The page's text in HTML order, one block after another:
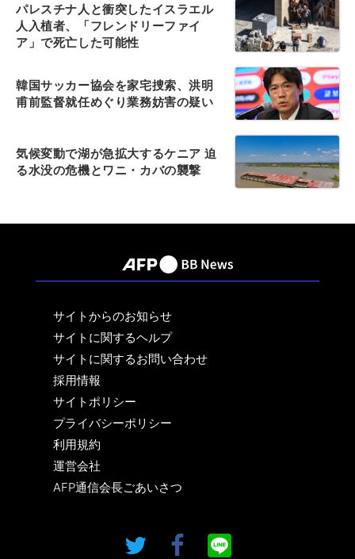
パレスチナ人と衝突したイスラエル
人入植者、「フレンドリーファイ
ア」で死亡した可能性
韓国サッカー協会を家宅捜索、洪明
甫前監督就任めぐり業務妨害の疑い
気候変動で湖が急拡大するケニア 迫
る水没の危機とワニ・カバの襲撃
サイトからのお知らせ
サイトに関するヘルプ
サイトに関するお問い合わせ
採用情報
サイトポリシー
プライバシーポリシー
利用規約
運営会社
AFP通信会長ごあいさつ